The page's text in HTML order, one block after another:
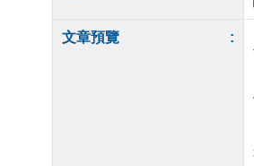
文章預覽 :